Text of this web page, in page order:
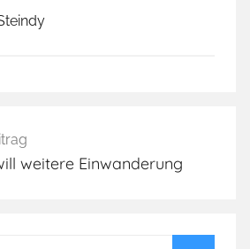
weitere Einwanderung